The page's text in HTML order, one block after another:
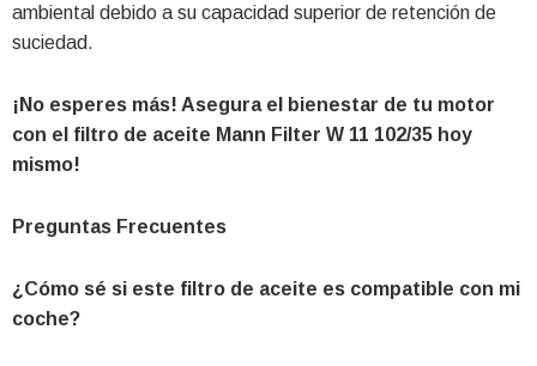
ambiental debido a su capacidad superior de retención de
suciedad.
¡No esperes más! Asegura el bienestar de tu motor
con el filtro de aceite Mann Filter W 11 102/35 hoy
mismo!
Preguntas Frecuentes
¿Cómo sé si este filtro de aceite es compatible con mi
coche?